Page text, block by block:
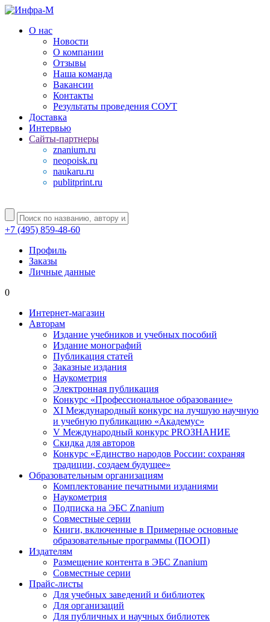
О нас
Новости
О компании
Отзывы
Наша команда
Вакансии
Контакты
Результаты проведения СОУТ
Доставка
Интервью
Сайты-партнеры
znanium.ru
neopoisk.ru
naukaru.ru
publitprint.ru
+7 (495) 859-48-60
Профиль
Заказы
Личные данные
0
Интернет-магазин
Авторам
Издание учебников и учебных пособий
Издание монографий
Публикация статей
Заказные издания
Наукометрия
Электронная публикация
Конкурс «Профессиональное образование»
XI Международный конкурс на лучшую научную
и учебную публикацию «Академус»
V Международный конкурс PROЗНАНИЕ
Скидка для авторов
Конкурс «Единство народов России: сохраняя
традиции, создаем будущее»
Образовательным организациям
Комплектование печатными изданиями
Наукометрия
Подписка на ЭБС Znanium
Совместные серии
Книги, включенные в Примерные основные
образовательные программы (ПООП)
Издателям
Размещение контента в ЭБС Znanium
Совместные серии
Прайс-листы
Для учебных заведений и библиотек
Для организаций
Для публичных и научных библиотек